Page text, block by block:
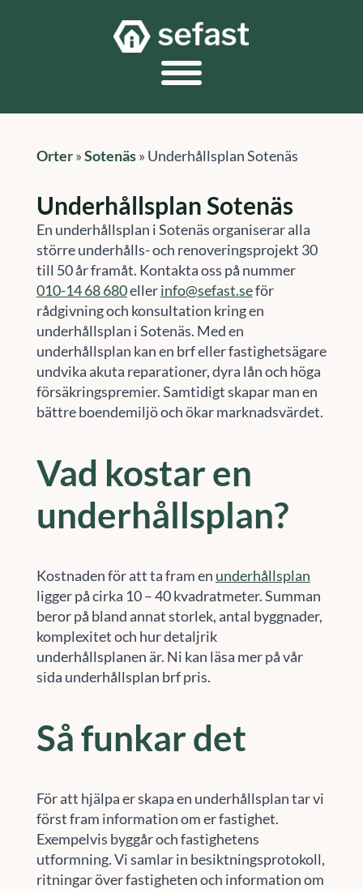
Orter»Sotenäs» Underhållsplan Sotenäs
Underhållsplan Sotenäs
En underhållsplan i Sotenäs organiserar alla
större underhålls- och renoveringsprojekt 30
till 50 år framåt. Kontakta oss på nummer
010-14 68 680ellerinfo@sefast.seför
rådgivning och konsultation kring en
underhållsplan i Sotenäs. Med en
underhållsplan kan en brf eller fastighetsägare
undvika akuta reparationer, dyra lån och höga
försäkringspremier. Samtidigt skapar man en
bättre boendemiljö och ökar marknadsvärdet.
Vad kostar en
underhållsplan?
Kostnaden för att ta fram en underhållsplan
ligger på cirka 10 – 40 kvadratmeter. Summan
beror på bland annat storlek, antal byggnader,
komplexitet och hur detaljrik
underhållsplanen är. Ni kan läsa mer på vår
sida underhållsplan brf pris.
Så funkar det
För att hjälpa er skapa en underhållsplan tar vi
först fram information om er fastighet.
Exempelvis byggår och fastighetens
utformning. Vi samlar in besiktningsprotokoll,
ritningar över fastigheten och information om